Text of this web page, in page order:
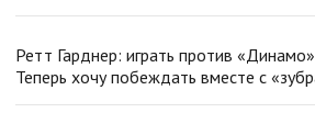
Ретт Гарднер: играть против
Теперь хочу побеждать вместе с